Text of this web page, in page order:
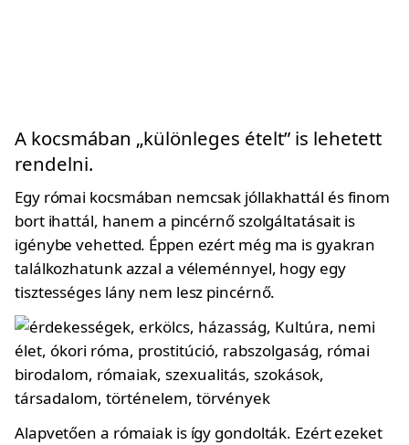
A kocsmában „különleges ételt” is lehetett
rendelni.
Egy római kocsmában nemcsak jóllakhattál és finom
bort ihattál, hanem a pincérnő szolgáltatásait is
igénybe vehetted. Éppen ezért még ma is gyakran
találkozhatunk azzal a véleménnyel, hogy egy
tisztességes lány nem lesz pincérnő.
Alapvetően a rómaiak is így gondolták. Ezért ezeket